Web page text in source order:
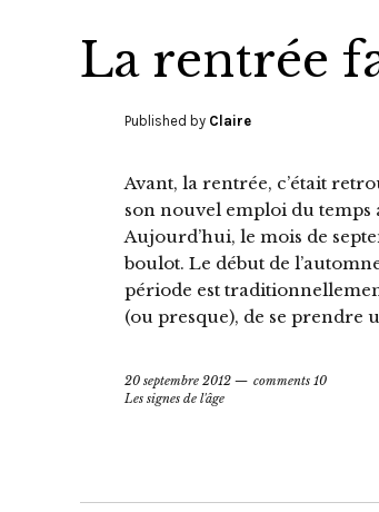
La rentrée
Published by Claire
Avant, la rentrée, c’était
son nouvel emploi du temps
Aujourd’hui, le mois de
boulot. Le début de
période est
(ou presque), de se prendre
20 septembre 2012
comments 10
Les signes de l'âge